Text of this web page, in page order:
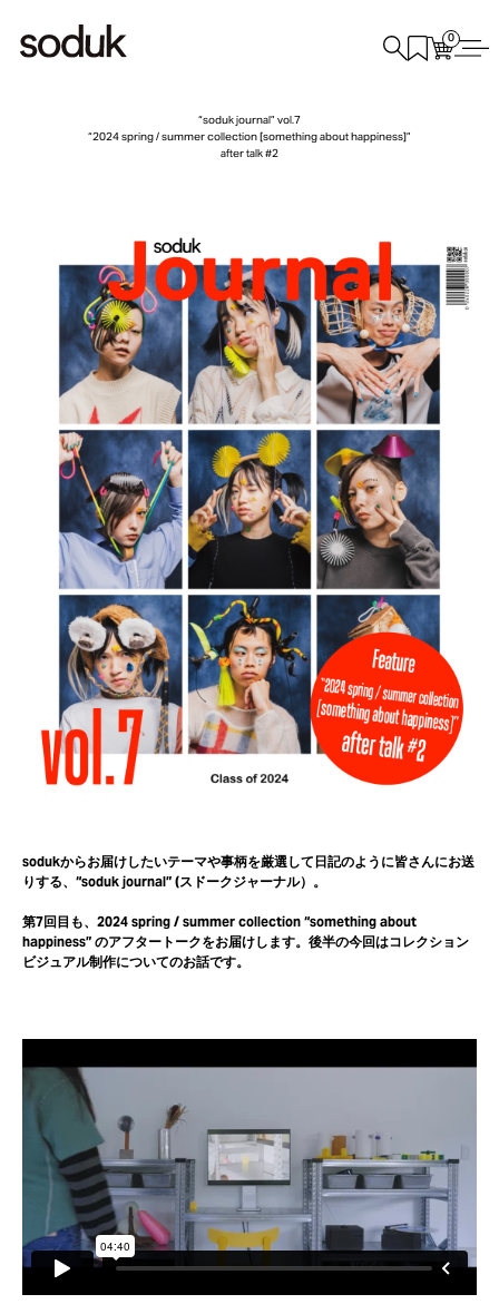
0
“soduk journal” vol.7
“2024 spring / summer collection [something about happiness]”
after talk #2
sodukからお届けしたいテーマや事柄を厳選して日記のように皆さんにお送
りする、“soduk journal” (スドークジャーナル）。
第7回目も、2024 spring / summer collection “something about
happiness” のアフタートークをお届けします。後半の今回はコレクション
ビジュアル制作についてのお話です。